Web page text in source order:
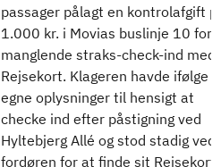
passager pålagt en kontrolafgift
1.000 kr. i Movias buslinje 10 for
manglende straks-check-ind med
Rejsekort. Klageren havde ifølge
egne oplysninger til hensigt at
checke ind efter påstigning ved
Hyltebjerg Allé og stod stadig ved
fordøren for at finde sit Rejsekort,